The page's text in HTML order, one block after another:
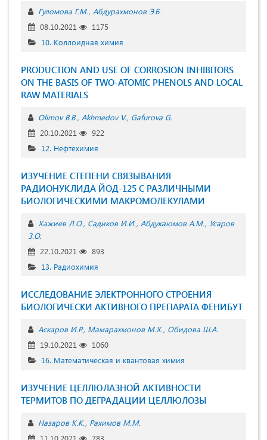
Гуломова Г.М. Абдурахмонов Э.Б.
08.10.2021
1175
10. Коллоидная химия
PRODUCTION AND USE OF CORROSION INHIBITORS
ON THE BASIS OF TWO-ATOMIC PHENOLS AND LOCAL
RAW MATERIALS
Olimov B.B. Akhmedov V. Gafurova G.
20.10.2021
922
12. Нефтехимия
ИЗУЧЕНИЕ СТЕПЕНИ СВЯЗЫВАНИЯ
РАДИОНУКЛИДА ЙОД-125 С РАЗЛИЧНЫМИ
БИОЛОГИЧЕСКИМИ МАКРОМОЛЕКУЛАМИ
Хажиев Л.О. Садиков И.И. Абдукаюмов А.М.
Усаров
З.О.
22.10.2021
893
13. Радиохимия
ИССЛЕДОВАНИЕ ЭЛЕКТРОННОГО СТРОЕНИЯ
БИОЛОГИЧЕСКИ АКТИВНОГО ПРЕПАРАТА ФЕНИБУТ
Аскаров И.Р. Мамарахмонов М.Х. Обидова Ш.А.
19.10.2021
1060
16. Математическая и квантовая химия
ИЗУЧЕНИЕ ЦЕЛЛЮЛАЗНОЙ АКТИВНОСТИ
ТЕРМИТОВ ПО ДЕГРАДАЦИИ ЦЕЛЛЮЛОЗЫ
Назаров К.К. Рахимов М.М.
11.10.2021
783